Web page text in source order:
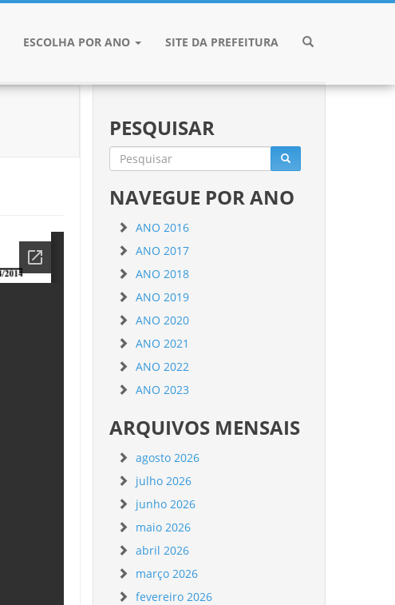
ESCOLHA POR ANO SITE DA PREFEITURA
PESQUISAR
NAVEGUE POR ANO
ANO 2016
ANO 2017
ANO 2018
ANO 2019
ANO 2020
ANO 2021
ANO 2022
ANO 2023
ARQUIVOS MENSAIS
agosto 2026
julho 2026
junho 2026
maio 2026
abril 2026
março 2026
fevereiro 2026